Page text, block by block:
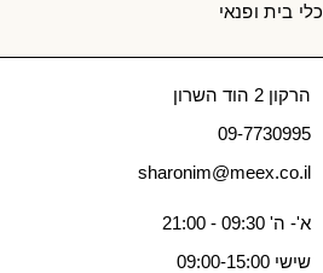
כלי בית ופנאי
הרקון 2 הוד השרון
09-7730995
sharonim@meex.co.il
א'- ה' 09:30 - 21:00
שישי 09:00-15:00